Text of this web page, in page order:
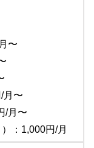
〜
月〜
/月〜
：1,000円/月